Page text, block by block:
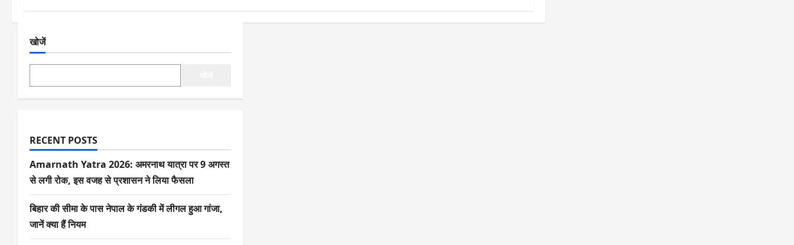
श
न
खोजें
RECENT POSTS
Amarnath Yatra 2026: अमरनाथ यात्रा पर 9 अगस्त
से लगी रोक, इस वजह से प्रशासन ने लिया फैसला
बिहार की सीमा के पास नेपाल के गंडकी में लीगल हुआ गांजा,
जानें क्या हैं नियम